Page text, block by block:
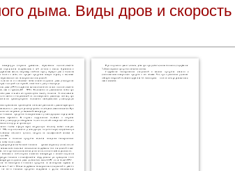
дыма. Виды дров и скорость